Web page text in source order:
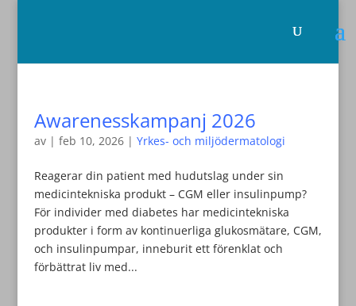
Awarenesskampanj 2026
av | feb 10, 2026| Yrkes- och miljödermatologi
Reagerar din patient med hudutslag under sin
medicintekniska produkt – CGM eller insulinpump?
För individer med diabetes har medicintekniska
produkter i form av kontinuerliga glukosmätare, CGM,
och insulinpumpar, inneburit ett förenklat och
förbättrat liv med...